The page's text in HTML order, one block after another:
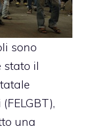
sono
stato il
una